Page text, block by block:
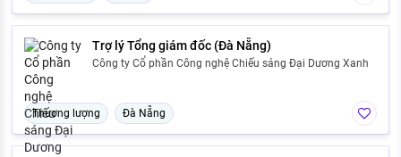
Trợ lý Tổng giám đốc (Đà Nẵng)
Công ty Cổ phần Công nghệ Chiếu sáng Đại Dương Xanh
Thương lượng Đà Nẵng